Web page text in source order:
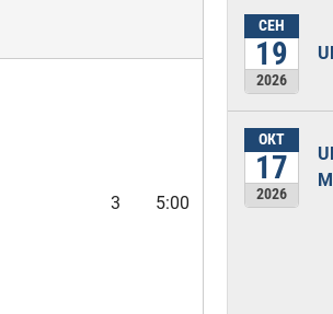
3 5:00
СЕН
19
2026
ОКТ
17
2026